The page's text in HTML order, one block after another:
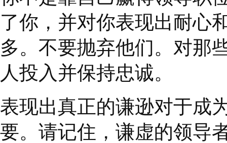
因”。你越清晰，就越
相吻合，那么你留给
Stephen M.R. Covey
行为之一”。